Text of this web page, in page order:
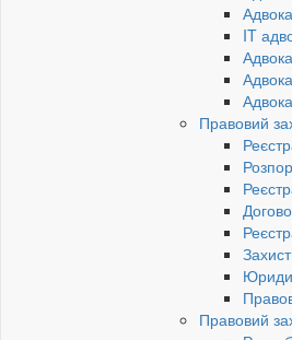
IT
Правовий
Правовий